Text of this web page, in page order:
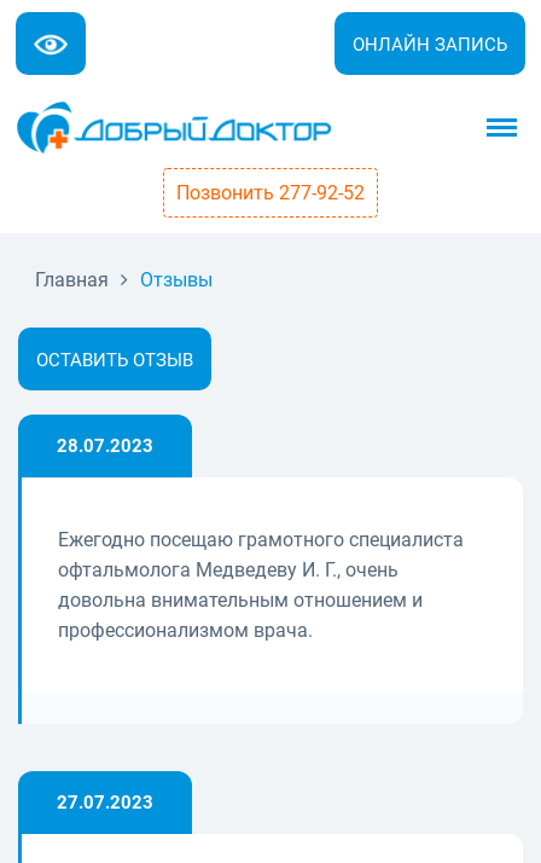
ОНЛАЙН ЗАПИСЬ
Позвонить 277-92-52
Главная Отзывы
ОСТАВИТЬ ОТЗЫВ
28.07.2023
Ежегодно посещаю грамотного специалиста
офтальмолога Медведеву И. Г., очень
довольна внимательным отношением и
профессионализмом врача.
27.07.2023